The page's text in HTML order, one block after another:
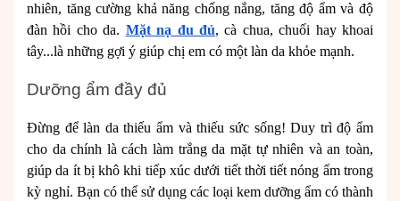
nhiên, tăng cường khả năng chống nắng, tăng độ ẩm và độ
đàn hồi cho da. Mặt nạ đu đủ, cà chua, chuối hay khoai
tây...là những gợi ý giúp chị em có một làn da khỏe mạnh.
Dưỡng ẩm đầy đủ
Đừng để làn da thiếu ẩm và thiếu sức sống! Duy trì độ ẩm
cho da chính là cách làm trắng da mặt tự nhiên và an toàn,
giúp da ít bị khô khi tiếp xúc dưới tiết thời tiết nóng ẩm trong
kỳ nghỉ. Bạn có thể sử dụng các loại kem dưỡng ẩm có thành